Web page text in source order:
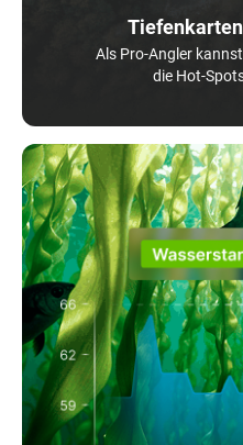
Als Pro-Angler
die Hot-